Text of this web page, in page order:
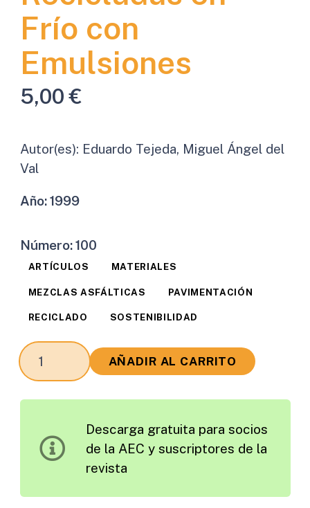
Frío con
Emulsiones
5,00€
Autor(es): Eduardo Tejeda, Miguel Ángel del
Val
Año:1999
Número:100
ARTÍCULOS MATERIALES
MEZCLAS ASFÁLTICAS PAVIMENTACIÓN
RECICLADO SOSTENIBILIDAD
Análisis
Crítico
Dosificación
AÑADIR AL CARRITO
Descarga gratuita para socios
de la AEC y suscriptores de la
revista